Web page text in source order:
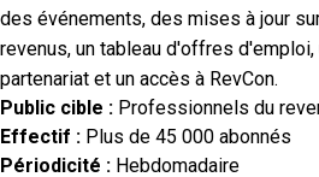
des événements, des mises à jour
revenus, un tableau d'offres d'emploi,
partenariat et un accès à RevCon.
Public cible : Professionnels du
Effectif : Plus de 45 000 abonnés
Périodicité : Hebdomadaire